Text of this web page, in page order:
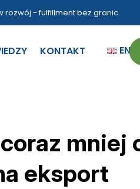
rozwój - fulfillment bez granic.
KONTAKT EN
mniej
eksport